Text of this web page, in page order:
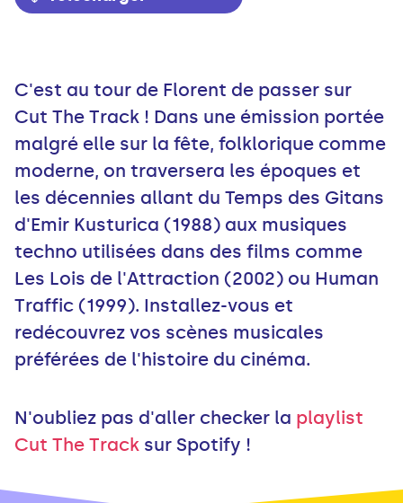
C'est au tour de Florent de passer sur
Cut The Track ! Dans une émission portée
malgré elle sur la fête, folklorique comme
moderne, on traversera les époques et
les décennies allant du Temps des Gitans
d'Emir Kusturica (1988) aux musiques
techno utilisées dans des films comme
Les Lois de l'Attraction (2002) ou Human
Traffic (1999). Installez-vous et
redécouvrez vos scènes musicales
préférées de l'histoire du cinéma.
N'oubliez pas d'aller checker la playlist
Cut The Track sur Spotify !